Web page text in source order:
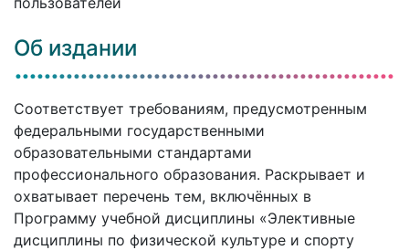
Об издании
Соответствует требованиям, предусмотренным
федеральными государственными
образовательными стандартами
профессионального образования. Раскрывает и
охватывает перечень тем, включённых в
Программу учебной дисциплины «Элективные
дисциплины по физической культуре и спорту